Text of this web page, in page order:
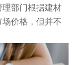
部门根据建材
价格，但并不